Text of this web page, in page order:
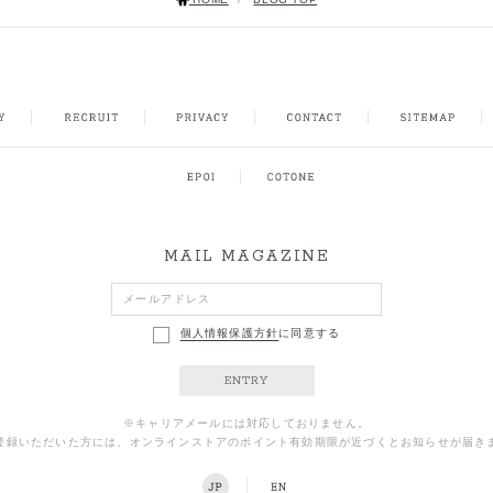
MAIL MAGAZINE
個人情報保護方針に同意する
ENTRY
※キャリアメールには対応しておりません。
いただいた方には、オンラインストアのポイント有効期限が近づくとお知らせが届き